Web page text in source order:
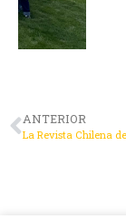
ANTERIOR